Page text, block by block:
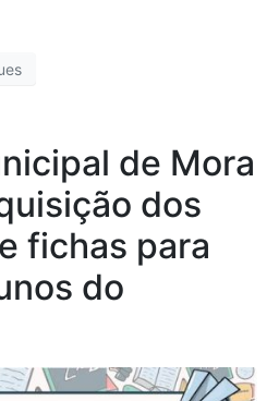
de Mora
dos
fichas para
do